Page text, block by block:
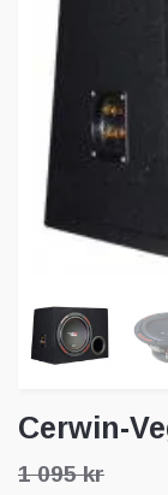
Cerwin-
1 095 kr